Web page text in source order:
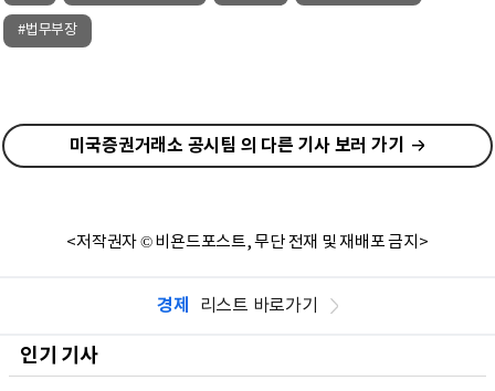
#법무부장
미국증권거래소 공시팀 의 다른 기사 보러 가기
<저작권자 © 비욘드포스트, 무단 전재 및 재배포 금지>
경제 리스트 바로가기
인기 기사